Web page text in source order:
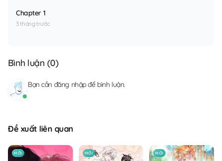
Chapter 1
3 tháng trước
Bình luận (0)
Bạn cần đăng nhậpđể bình luận.
Đề xuất liên quan
MỚI MỚI MỚI